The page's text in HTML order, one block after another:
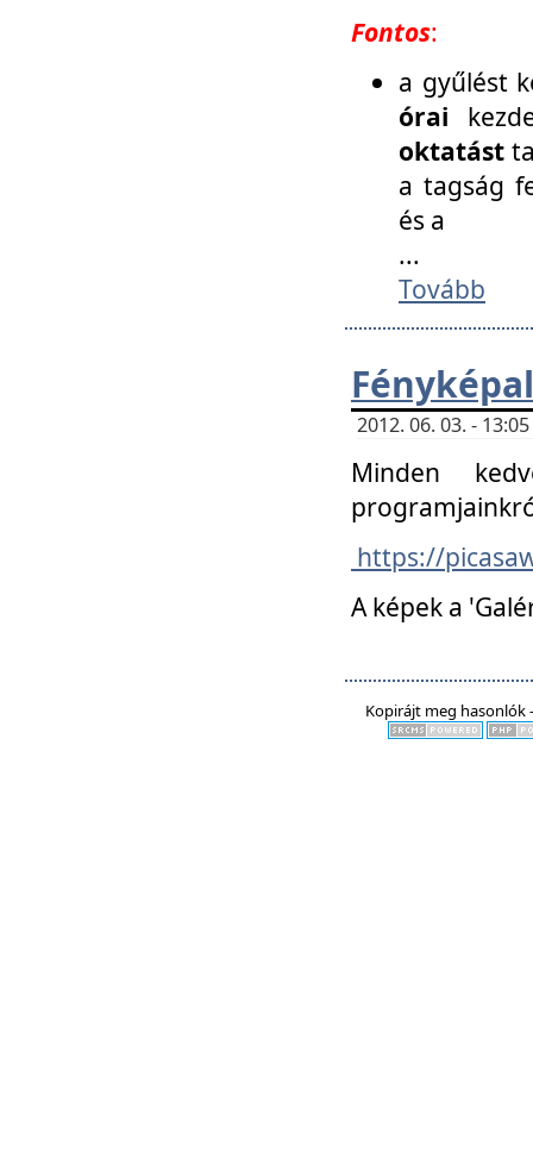
Fontos:
a gyűlést
órai
oktatást
a tagság
és a
...
Tovább
2012. 06. 03. -
Minden
https://
A képek a
Kopirájt meg hasonlók